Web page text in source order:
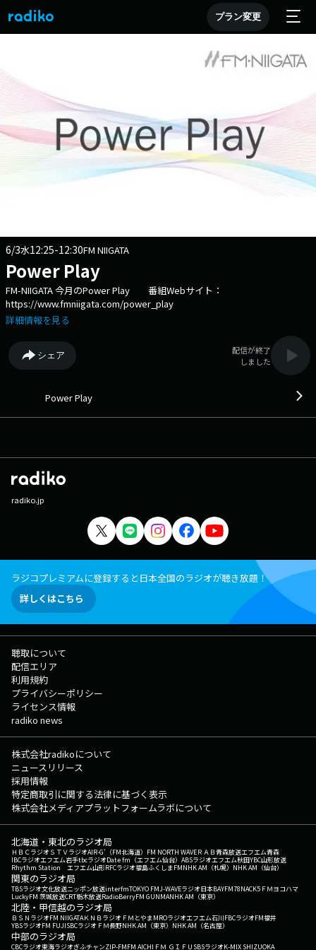
プラン変更
6/3水12:25-12:30FM NIIGATA
Power Play
FM-NIIGATA 今月のPower Play 番組Webサイト：
https://www.fmniigata.com/power_play
詳細情報を見る
シェア
配信が終了
しました
Power Play
radiko.jp
ラジコプレミアムに登録すると日本全国のラジオが聴き放題！
詳しくはこちら
聴取について
配信エリア
利用規約
プライバシーポリシー
ライセンス情報
radiko news
株式会社radikoについて
ニュースリリース
採用情報
特定商取引に関する法律に基づく表示
株式会社メディアプラットフォームラボについて
北海道・東北のラジオ局
ＨＢＣラジオＳＴＶラジオAIR-G'（FM北海道） FM NORTH WAVEＲＡＢ青森放送エフエム青森
IBCラジオエフエム岩手tbcラジオDate fm（エフエム仙台） ABSラジオエフエム秋田YBC山形放送
Rhythm Station エフエム山形RFCラジオ福島ふくしまFMNHK AM（札幌） NHK AM（仙台）
関東のラジオ局
TBSラジオ文化放送ニッポン放送interfmTOKYO FMJ-WAVEラジオ日本BAYFM78NACK5 ＦＭヨコハマ
LuckyFM 茨城放送CRT栃木放送RadioBerryFM GUNMANHK AM（東京）
北陸・甲信越のラジオ局
ＢＳＮラジオFM NIIGATAＫＮＢラジオ ＦＭとやまMROラジオエフエム石川FBCラジオFM福井
YBSラジオFM FUJISBCラジオ ＦＭ長野NHK AM（東京） NHK AM（名古屋）
中部のラジオ局
CBCラジオ東海ラジオぎふチャンZIP-FMFM AICHI ＦＭ ＧＩＦＵ SBSラジオK-MIX SHIZUOKA